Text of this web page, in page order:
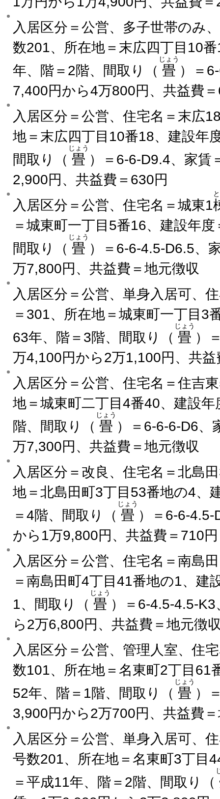
入居区分＝公営、多子世帯のみ
数201、所在地＝末広四丁目10
年、階＝2階、間取り（ 畳
じょう
）＝
7,400円から4万800円、共益費
入居区分＝公営、住宅名＝末広
地＝末広四丁目10番18、建設年
間取り（ 畳
じょう
）＝6-6-D9.4、家賃
2,900円、共益費＝630円
入居区分＝公営、住宅名＝城東1
＝城東町一丁目5番16、建設年
間取り（ 畳
じょう
）＝6-6-4.5-D6.5、
万7,800円、共益費＝地元徴収
入居区分＝公営、単身入居可、
＝301、所在地＝城東町一丁目3
63年、階＝3階、間取り（ 畳
じょう
）
万4,100円から2万1,100円、共益
入居区分＝公営、住宅名＝住吉
地＝城東町二丁目4番40、建設
階、間取り（ 畳
じょう
）＝6-6-6-D6、
万7,300円、共益費＝地元徴収
入居区分＝改良、住宅名＝北島
地＝北島田町3丁目53番地の4、
＝4階、間取り（ 畳
じょう
）＝6-6-4.5-
から1万9,800円、共益費＝710円
入居区分＝公営、住宅名＝南島
＝南島田町4丁目41番地の1、建
1、間取り（ 畳
じょう
）＝6-4.5-4.5-
ら2万6,800円、共益費＝地元徴
入居区分＝公営、管理人室、住
数101、所在地＝名東町2丁目61
52年、階＝1階、間取り（ 畳
じょう
）
3,900円から2万700円、共益費
入居区分＝公営、単身入居可、
号数201、所在地＝名東町3丁目
＝平成11年、階＝2階、間取り（